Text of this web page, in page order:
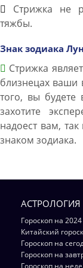
Стрижка не
тяжбы.
Знак зодиака
Стрижка
близнецах ваши
того, вы будете
захотите
надоест вам,
знаком зодиака.
АСТРОЛОГИЯ
Гороскоп на 2024
Китайский
Гороскоп на
Гороскоп на
Гороскоп на